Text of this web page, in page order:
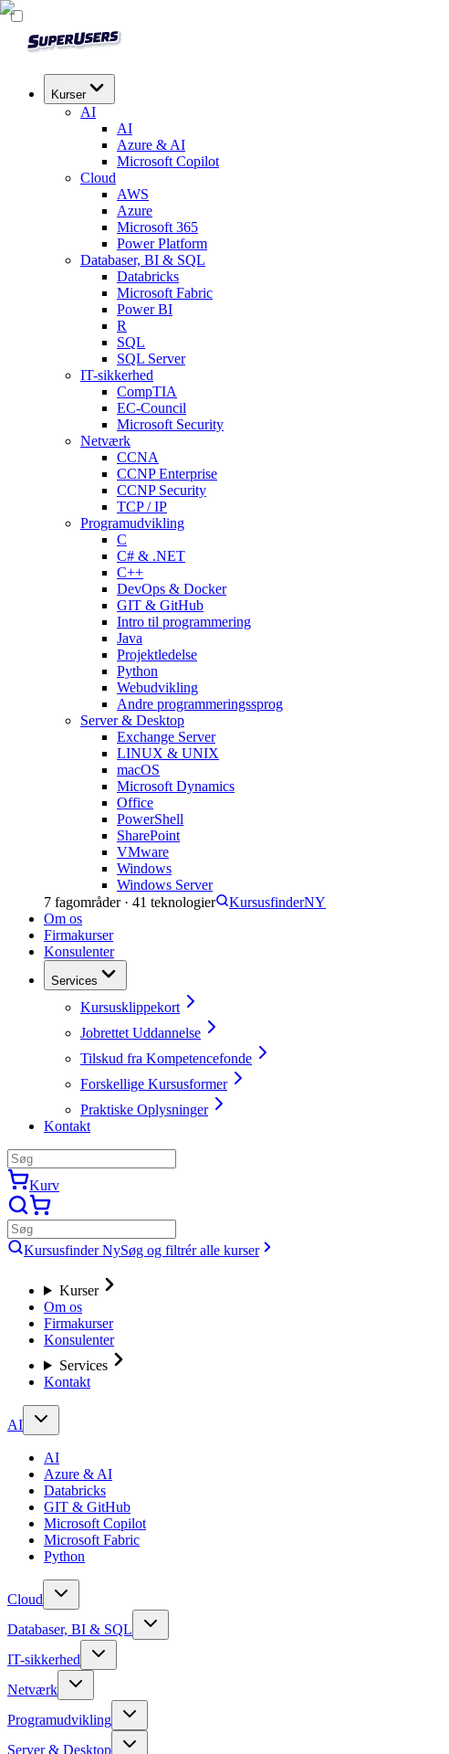
Kurser
AI
AI
Azure & AI
Microsoft Copilot
Cloud
AWS
Azure
Microsoft 365
Power Platform
Databaser, BI & SQL
Databricks
Microsoft Fabric
Power BI
R
SQL
SQL Server
IT-sikkerhed
CompTIA
EC-Council
Microsoft Security
Netværk
CCNA
CCNP Enterprise
CCNP Security
TCP / IP
Programudvikling
C
C# & .NET
C++
DevOps & Docker
GIT & GitHub
Intro til programmering
Java
Projektledelse
Python
Webudvikling
Andre programmeringssprog
Server & Desktop
Exchange Server
LINUX & UNIX
macOS
Microsoft Dynamics
Office
PowerShell
SharePoint
VMware
Windows
Windows Server
7 fagområder · 41 teknologier KursusfinderNY
Om os
Firmakurser
Konsulenter
Services
Kursusklippekort
Jobrettet Uddannelse
Tilskud fra Kompetencefonde
Forskellige Kursusformer
Praktiske Oplysninger
Kontakt
Kurv
Kursusfinder NySøg og filtrér alle kurser
Kurser
Om os
Firmakurser
Konsulenter
Services
Kontakt
AI
AI
Azure & AI
Databricks
GIT & GitHub
Microsoft Copilot
Microsoft Fabric
Python
Cloud
Databaser, BI & SQL
IT-sikkerhed
Netværk
Programudvikling
Server & Desktop